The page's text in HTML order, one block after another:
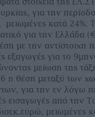
για την
κατά 24%.
για την Ελλάδα
με την αντίστοιχη
εξαγωγές για το
μείωση της
η θέση μεταξύ των
για την εν λόγω
εισαγωγές από την
μειωμένες